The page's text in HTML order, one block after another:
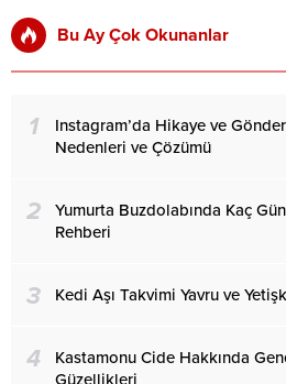
Bu Ay Çok Okunanlar
1
Instagram’da Hikaye ve
Nedenleri ve Çözümü
2
Yumurta Buzdolabında Kaç
Rehberi
3 Kedi Aşı Takvimi Yavru ve
4
Kastamonu Cide Hakkında